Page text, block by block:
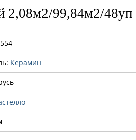
2,08м2/99,84м2/48уп
Керамин